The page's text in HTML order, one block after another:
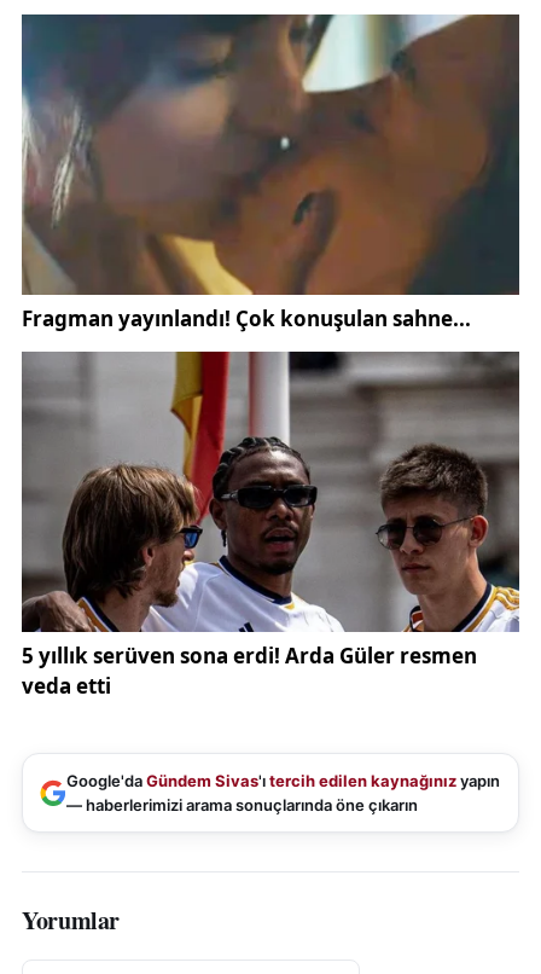
Google'daGündem Sivas'ıtercih edilen kaynağınızyapın
— haberlerimizi arama sonuçlarında öne çıkarın
Yorumlar